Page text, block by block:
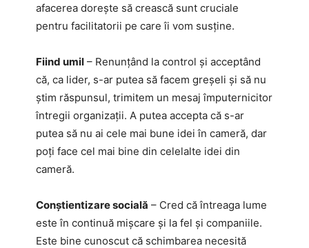
afacerea dorește să crească sunt cruciale
pentru facilitatorii pe care îi vom susține.
Fiind umil – Renunțând la control și acceptând
că, ca lider, s-ar putea să facem greșeli și să nu
știm răspunsul, trimitem un mesaj împuternicitor
întregii organizații. A putea accepta că s-ar
putea să nu ai cele mai bune idei în cameră, dar
poți face cel mai bine din celelalte idei din
cameră.
Conștientizare socială – Cred că întreaga lume
este în continuă mișcare și la fel și companiile.
Este bine cunoscut că schimbarea necesită